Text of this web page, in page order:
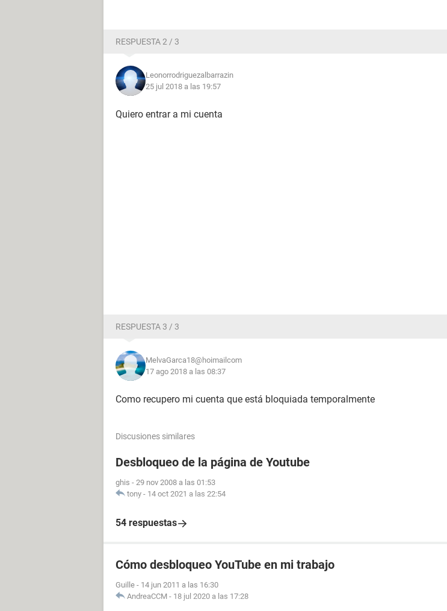
RESPUESTA 2 / 3
Leonorrodriguezalbarrazin
25 jul 2018 a las 19:57
Quiero entrar a mi cuenta
RESPUESTA 3 / 3
MelvaGarca18@hoimailcom
17 ago 2018 a las 08:37
Como recupero mi cuenta que está bloquiada temporalmente
Discusiones similares
Desbloqueo de la página de Youtube
ghis - 29 nov 2008 a las 01:53
tony - 14 oct 2021 a las 22:54
54 respuestas
Cómo desbloqueo YouTube en mi trabajo
Guille - 14 jun 2011 a las 16:30
AndreaCCM - 18 jul 2020 a las 17:28